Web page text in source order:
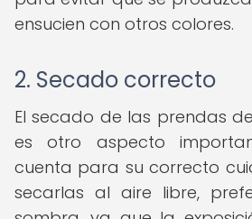
ensucien con otros colores.
2. Secado correcto
El secado de las prendas
es otro aspecto
cuenta para su correcto
secarlas al aire libre,